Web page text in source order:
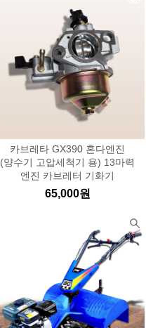
카브레타 GX390 혼다엔진
(양수기 고압세척기 용) 13마력
엔진 카브레터 기화기
65,000원